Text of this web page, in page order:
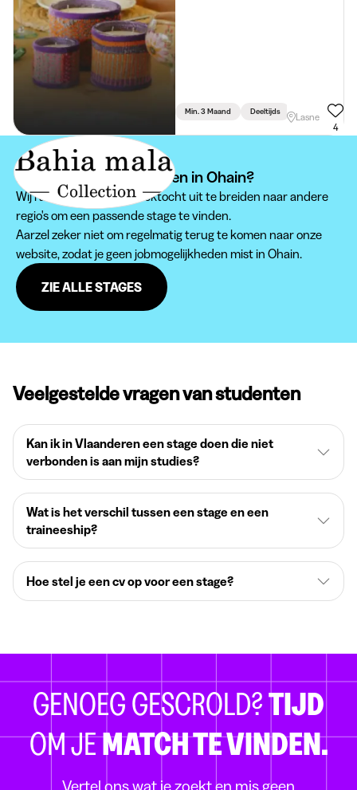
Min. 3 Maand Deeltijds
Lasne
4
Kan je je stage niet vinden in Ohain?
Wij raden je aan om je zoektocht uit te breiden naar andere
regio's om een passende stage te vinden.
Aarzel zeker niet om regelmatig terug te komen naar onze
website, zodat je geen jobmogelijkheden mist in Ohain.
ZIE ALLE STAGES
Veelgestelde vragen van studenten
Kan ik in Vlaanderen een stage doen die niet
verbonden is aan mijn studies?
Wat is het verschil tussen een stage en een
traineeship?
Hoe stel je een cv op voor een stage?
GENOEG GESCROLD?TIJD
OM JEMATCH TE VINDEN.